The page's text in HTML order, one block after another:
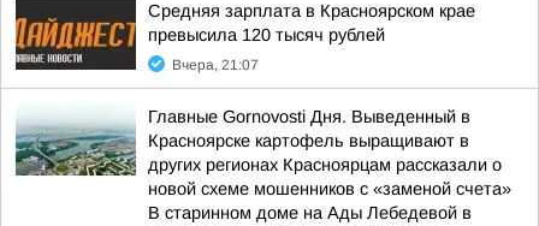
Средняя зарплата в Красноярском крае
превысила 120 тысяч рублей
Вчера, 21:07
Главные Gornovosti Дня. Выведенный в
Красноярске картофель выращивают в
других регионах Красноярцам рассказали о
новой схеме мошенников с «заменой счета»
В старинном доме на Ады Лебедевой в